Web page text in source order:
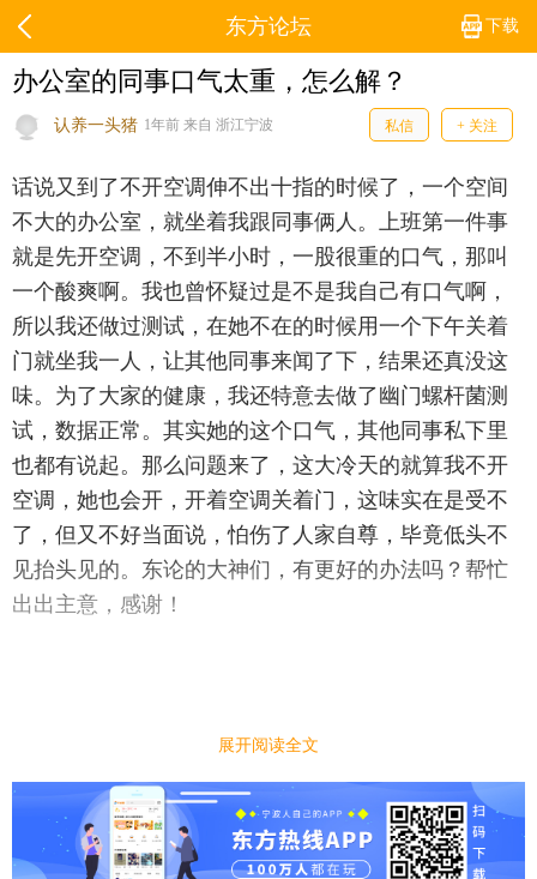
下载
东方论坛
办公室的同事口气太重，怎么解？
认养一头猪 1年前 来自 浙江宁波 私信 + 关注
话说又到了不开空调伸不出十指的时候了，一个空间
不大的办公室，就坐着我跟同事俩人。上班第一件事
就是先开空调，不到半小时，一股很重的口气，那叫
一个酸爽啊。我也曾怀疑过是不是我自己有口气啊，
所以我还做过测试，在她不在的时候用一个下午关着
门就坐我一人，让其他同事来闻了下，结果还真没这
味。为了大家的健康，我还特意去做了幽门螺杆菌测
试，数据正常。其实她的这个口气，其他同事私下里
也都有说起。那么问题来了，这大冷天的就算我不开
空调，她也会开，开着空调关着门，这味实在是受不
了，但又不好当面说，怕伤了人家自尊，毕竟低头不
见抬头见的。东论的大神们，有更好的办法吗？帮忙
出出主意，感谢！
展开阅读全文